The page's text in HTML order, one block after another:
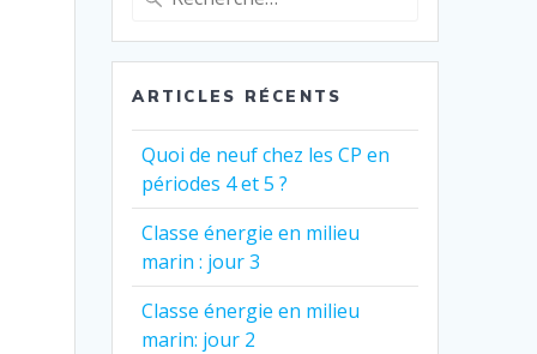
pour
:
ARTICLES RÉCENTS
Quoi de neuf chez les CP en
périodes 4 et 5 ?
Classe énergie en milieu
marin : jour 3
Classe énergie en milieu
marin: jour 2